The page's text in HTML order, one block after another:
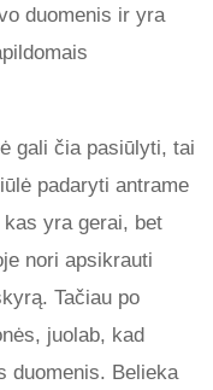
duomenis ir yra
gali čia pasiūlyti, tai
padaryti antrame
yra gerai, bet
nori apsikrauti
Tačiau po
juolab, kad
duomenis. Belieka